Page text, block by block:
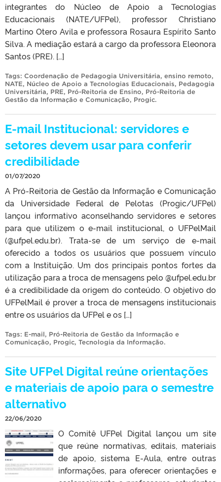
integrantes do Núcleo de Apoio a Tecnologias
Educacionais (NATE/UFPel), professor Christiano
Martino Otero Avila e professora Rosaura Espírito Santo
Silva. A mediação estará a cargo da professora Eleonora
Santos (PRE). […]
Tags: Coordenação de Pedagogia Universitária, ensino remoto,
NATE, Núcleo de Apoio a Tecnologias Educacionais, Pedagogia
Universitária, PRE, Pró-Reitoria de Ensino, Pró-Reitoria de
Gestão da Informação e Comunicação, Progic.
E-mail Institucional: servidores e
setores devem usar para conferir
credibilidade
01/07/2020
A Pró-Reitoria de Gestão da Informação e Comunicação
da Universidade Federal de Pelotas (Progic/UFPel)
lançou informativo aconselhando servidores e setores
para que utilizem o e-mail institucional, o UFPelMail
(@ufpel.edu.br). Trata-se de um serviço de e-mail
oferecido a todos os usuários que possuem vínculo
com a Instituição. Um dos principais pontos fortes da
utilização para a troca de mensagens pelo @ufpel.edu.br
é a credibilidade da origem do conteúdo. O objetivo do
UFPelMail é prover a troca de mensagens institucionais
entre os usuários da UFPel e os […]
Tags: E-mail, Pró-Reitoria de Gestão da Informação e
Comunicação, Progic, Tecnologia da Informação.
Site UFPel Digital reúne orientações
e materiais de apoio para o semestre
alternativo
22/06/2020
O Comitê UFPel Digital lançou um site
que reúne normativas, editais, materiais
de apoio, sistema E-Aula, entre outras
informações, para oferecer orientações e